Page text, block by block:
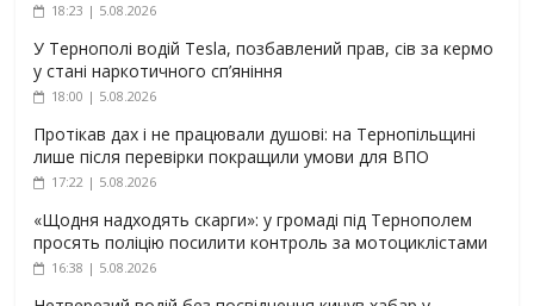
18:23 | 5.08.2026
У Тернополі водій Tesla, позбавлений прав, сів за кермо
у стані наркотичного сп’яніння
18:00 | 5.08.2026
Протікав дах і не працювали душові: на Тернопільщині
лише після перевірки покращили умови для ВПО
17:22 | 5.08.2026
«Щодня надходять скарги»: у громаді під Тернополем
просять поліцію посилити контроль за мотоциклістами
16:38 | 5.08.2026